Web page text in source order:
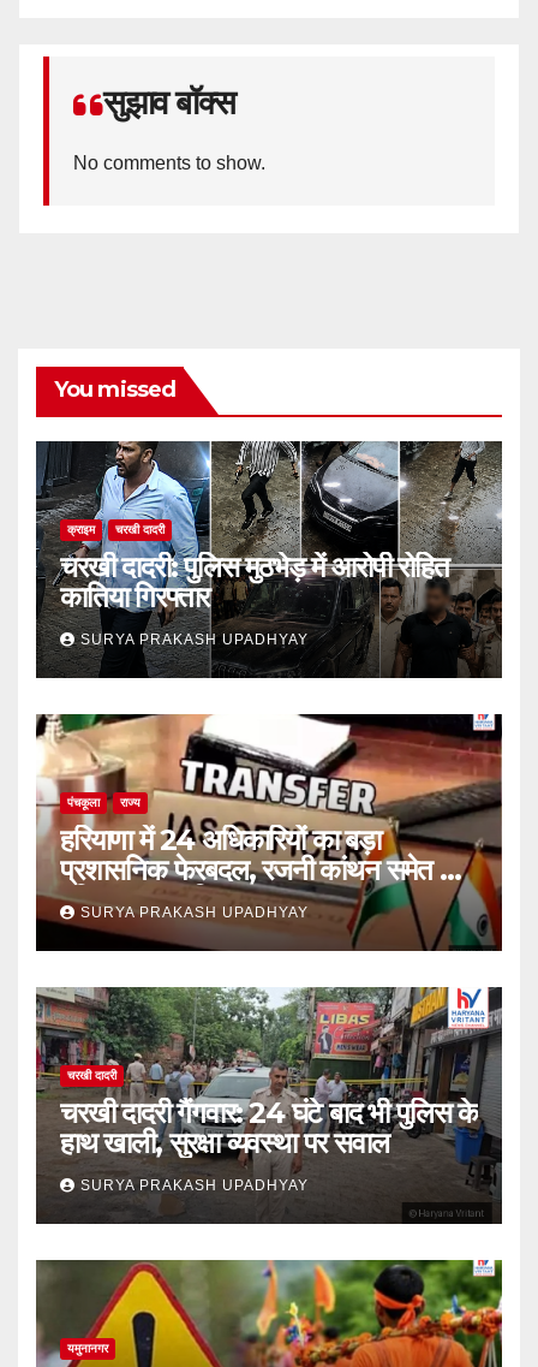
सुझाव बॉक्स
No comments to show.
You missed
क्राइम चरखी दादरी
चरखी दादरी: पुलिस मुठभेड़ में आरोपी रोहित
कातिया गिरफ्तार
SURYA PRAKASH UPADHYAY
पंचकूला राज्य
हरियाणा में 24 अधिकारियों का बड़ा
प्रशासनिक फेरबदल, रजनी कांथन समेत कई
वरिष्ठ IAS शामिल
SURYA PRAKASH UPADHYAY
चरखी दादरी
चरखी दादरी गैंगवार: 24 घंटे बाद भी पुलिस के
हाथ खाली, सुरक्षा व्यवस्था पर सवाल
SURYA PRAKASH UPADHYAY
यमुनानगर